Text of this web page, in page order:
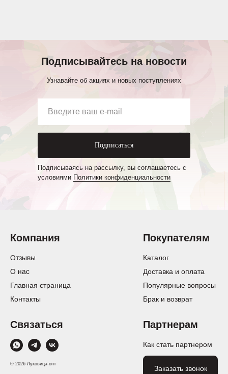
Подписывайтесь на новости
Узнавайте об акциях и новых поступлениях
Подписаться
Подписываясь на рассылку, вы соглашаетесь с
условиями Политики конфиденциальности
Компания Покупателям
Партнерам
О нас
Главная страница
Контакты
Каталог
Доставка и оплата
Популярные вопросы
Брак и возврат
Как стать партнером
Заказать звонок
© 2026 Луковица-опт
Отзывы
Связаться